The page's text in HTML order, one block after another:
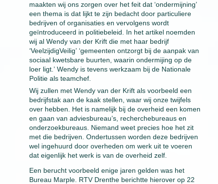
maakten wij ons zorgen over het feit dat ‘ondermijning’
een thema is dat lijkt te zijn bedacht door particuliere
bedrijven of organisaties en vervolgens wordt
geïntroduceerd in politiebeleid. In het artikel noemden
wij al Wendy van der Krift die met haar bedrijf
‘VeelzijdigVeilig’ ‘gemeenten ontzorgt bij de aanpak van
sociaal kwetsbare buurten, waarin ondermijing op de
loer ligt.’ Wendy is tevens werkzaam bij de Nationale
Politie als teamchef.
Wij zullen met Wendy van der Krift als voorbeeld een
bedrijfstak aan de kaak stellen, waar wij onze twijfels
over hebben. Het is namelijk bij de overheid een komen
en gaan van adviesbureau’s, recherchebureaus en
onderzoekbureaus. Niemand weet precies hoe het zit
met die bedrijven. Ondertussen worden deze bedrijven
wel ingehuurd door overheden om werk uit te voeren
dat eigenlijk het werk is van de overheid zelf.
Een berucht voorbeeld enige jaren gelden was het
Bureau Marple. RTV Drenthe berichtte hierover op 22